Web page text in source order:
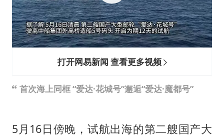
中央气象台发布台风黄色预警
对话重庆地铁吐血女孩
中方回应日本广岛核爆81周年
奋进开新局 实干挑大梁
打开网易新闻 查看更多视频
首次海上同框 “爱达·花城号”邂逅“爱达·魔都号”
5月16日傍晚，试航出海的第二艘国产大